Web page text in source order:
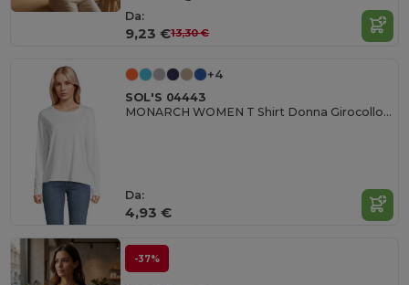
Da:
9,23 €13,30 €
+4
SOL'S 04443
MONARCH WOMEN T Shirt Donna Girocollo Manica Lunga
Da:
4,93 €
-37%